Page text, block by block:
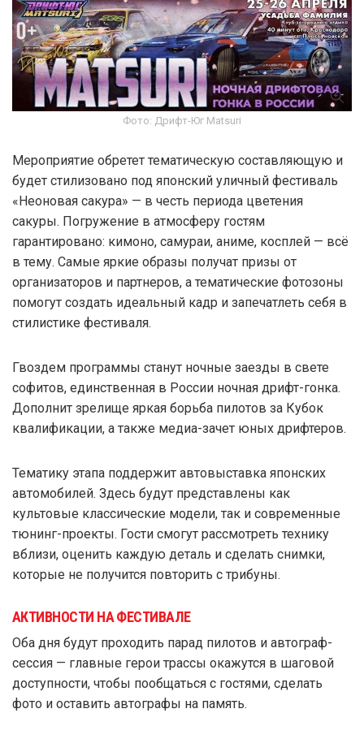
Фото: Дрифт-Юг Matsuri
Мероприятие обретет тематическую составляющую и
будет стилизовано под японский уличный фестиваль
«Неоновая сакура» — в честь периода цветения
сакуры. Погружение в атмосферу гостям
гарантировано: кимоно, самураи, аниме, косплей — всё
в тему. Самые яркие образы получат призы от
организаторов и партнеров, а тематические фотозоны
помогут создать идеальный кадр и запечатлеть себя в
стилистике фестиваля.
Гвоздем программы станут ночные заезды в свете
софитов, единственная в России ночная дрифт-гонка.
Дополнит зрелище яркая борьба пилотов за Кубок
квалификации, а также медиа-зачет юных дрифтеров.
Тематику этапа поддержит автовыставка японских
автомобилей. Здесь будут представлены как
культовые классические модели, так и современные
тюнинг-проекты. Гости смогут рассмотреть технику
вблизи, оценить каждую деталь и сделать снимки,
которые не получится повторить с трибуны.
АКТИВНОСТИ НА ФЕСТИВАЛЕ
Оба дня будут проходить парад пилотов и автограф-
сессия — главные герои трассы окажутся в шаговой
доступности, чтобы пообщаться с гостями, сделать
фото и оставить автографы на память.